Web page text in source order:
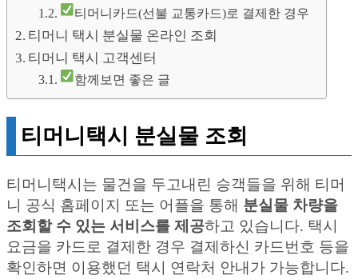
티머니카드(선불 교통카드)로 결제한 경우
티머니 택시 분실물 온라인 조회
티머니 택시 고객센터
함께보면 좋은 글
티머니택시 분실물 조회
티머니택시는 물건을 두고내린 승객들을 위해 티머
니 공식 홈페이지 또는 어플을 통해 분실물 차량을
조회할 수 있는 서비스를 제공하고 있습니다. 택시
요금을 카드로 결제한 경우 결제하신 카드번호 등을
확인하면 이용했던 택시 연락처 안내가 가능합니다.